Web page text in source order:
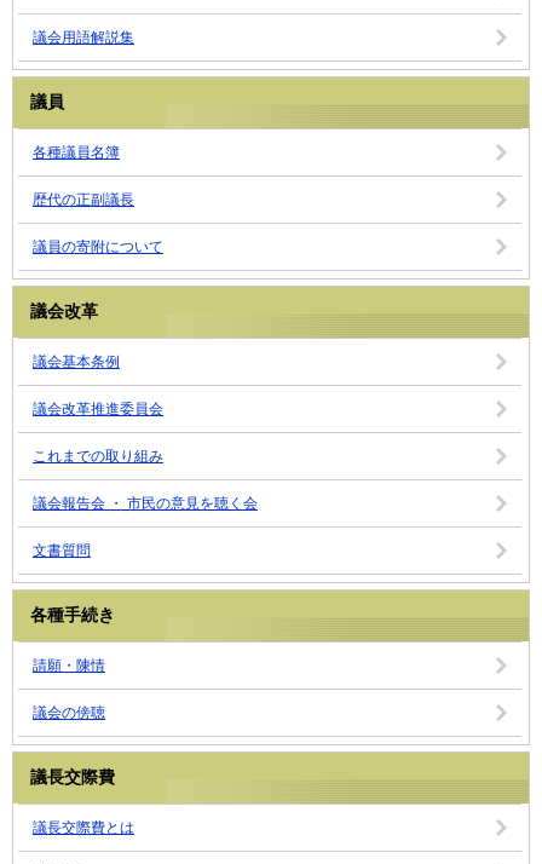
議会用語解説集
議員
各種議員名簿
歴代の正副議長
議員の寄附について
議会改革
議会基本条例
議会改革推進委員会
これまでの取り組み
議会報告会 ・ 市民の意見を聴く会
文書質問
各種手続き
請願・陳情
議会の傍聴
議長交際費
議長交際費とは